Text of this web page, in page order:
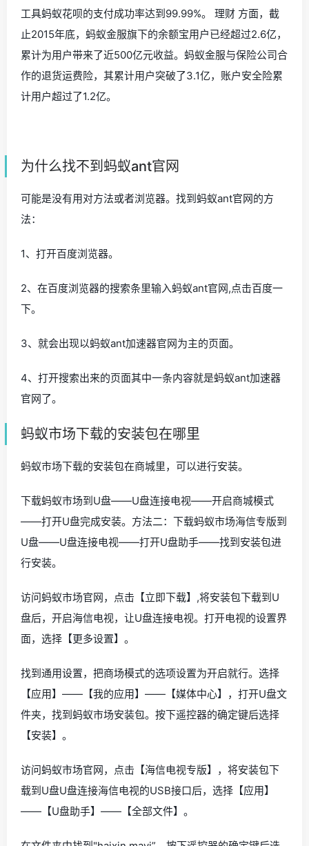
工具蚂蚁花呗的支付成功率达到99.99%。 理财 方面，截
止2015年底，蚂蚁金服旗下的余额宝用户已经超过2.6亿，
累计为用户带来了近500亿元收益。蚂蚁金服与保险公司合
作的退货运费险，其累计用户突破了3.1亿，账户安全险累
计用户超过了1.2亿。
为什么找不到蚂蚁ant官网
可能是没有用对方法或者浏览器。找到蚂蚁ant官网的方
法：
1、打开百度浏览器。
2、在百度浏览器的搜索条里输入蚂蚁ant官网,点击百度一
下。
3、就会出现以蚂蚁ant加速器官网为主的页面。
4、打开搜索出来的页面其中一条内容就是蚂蚁ant加速器
官网了。
蚂蚁市场下载的安装包在哪里
蚂蚁市场下载的安装包在商城里，可以进行安装。
下载蚂蚁市场到U盘——U盘连接电视——开启商城模式
——打开U盘完成安装。方法二：下载蚂蚁市场海信专版到
U盘——U盘连接电视——打开U盘助手——找到安装包进
行安装。
访问蚂蚁市场官网，点击【立即下载】,将安装包下载到U
盘后，开启海信电视，让U盘连接电视。打开电视的设置界
面，选择【更多设置】。
找到通用设置，把商场模式的选项设置为开启就行。选择
【应用】——【我的应用】——【媒体中心】，打开U盘文
件夹，找到蚂蚁市场安装包。按下遥控器的确定键后选择
【安装】。
访问蚂蚁市场官网，点击【海信电视专版】，将安装包下
载到U盘U盘连接海信电视的USB接口后，选择【应用】
——【U盘助手】——【全部文件】。